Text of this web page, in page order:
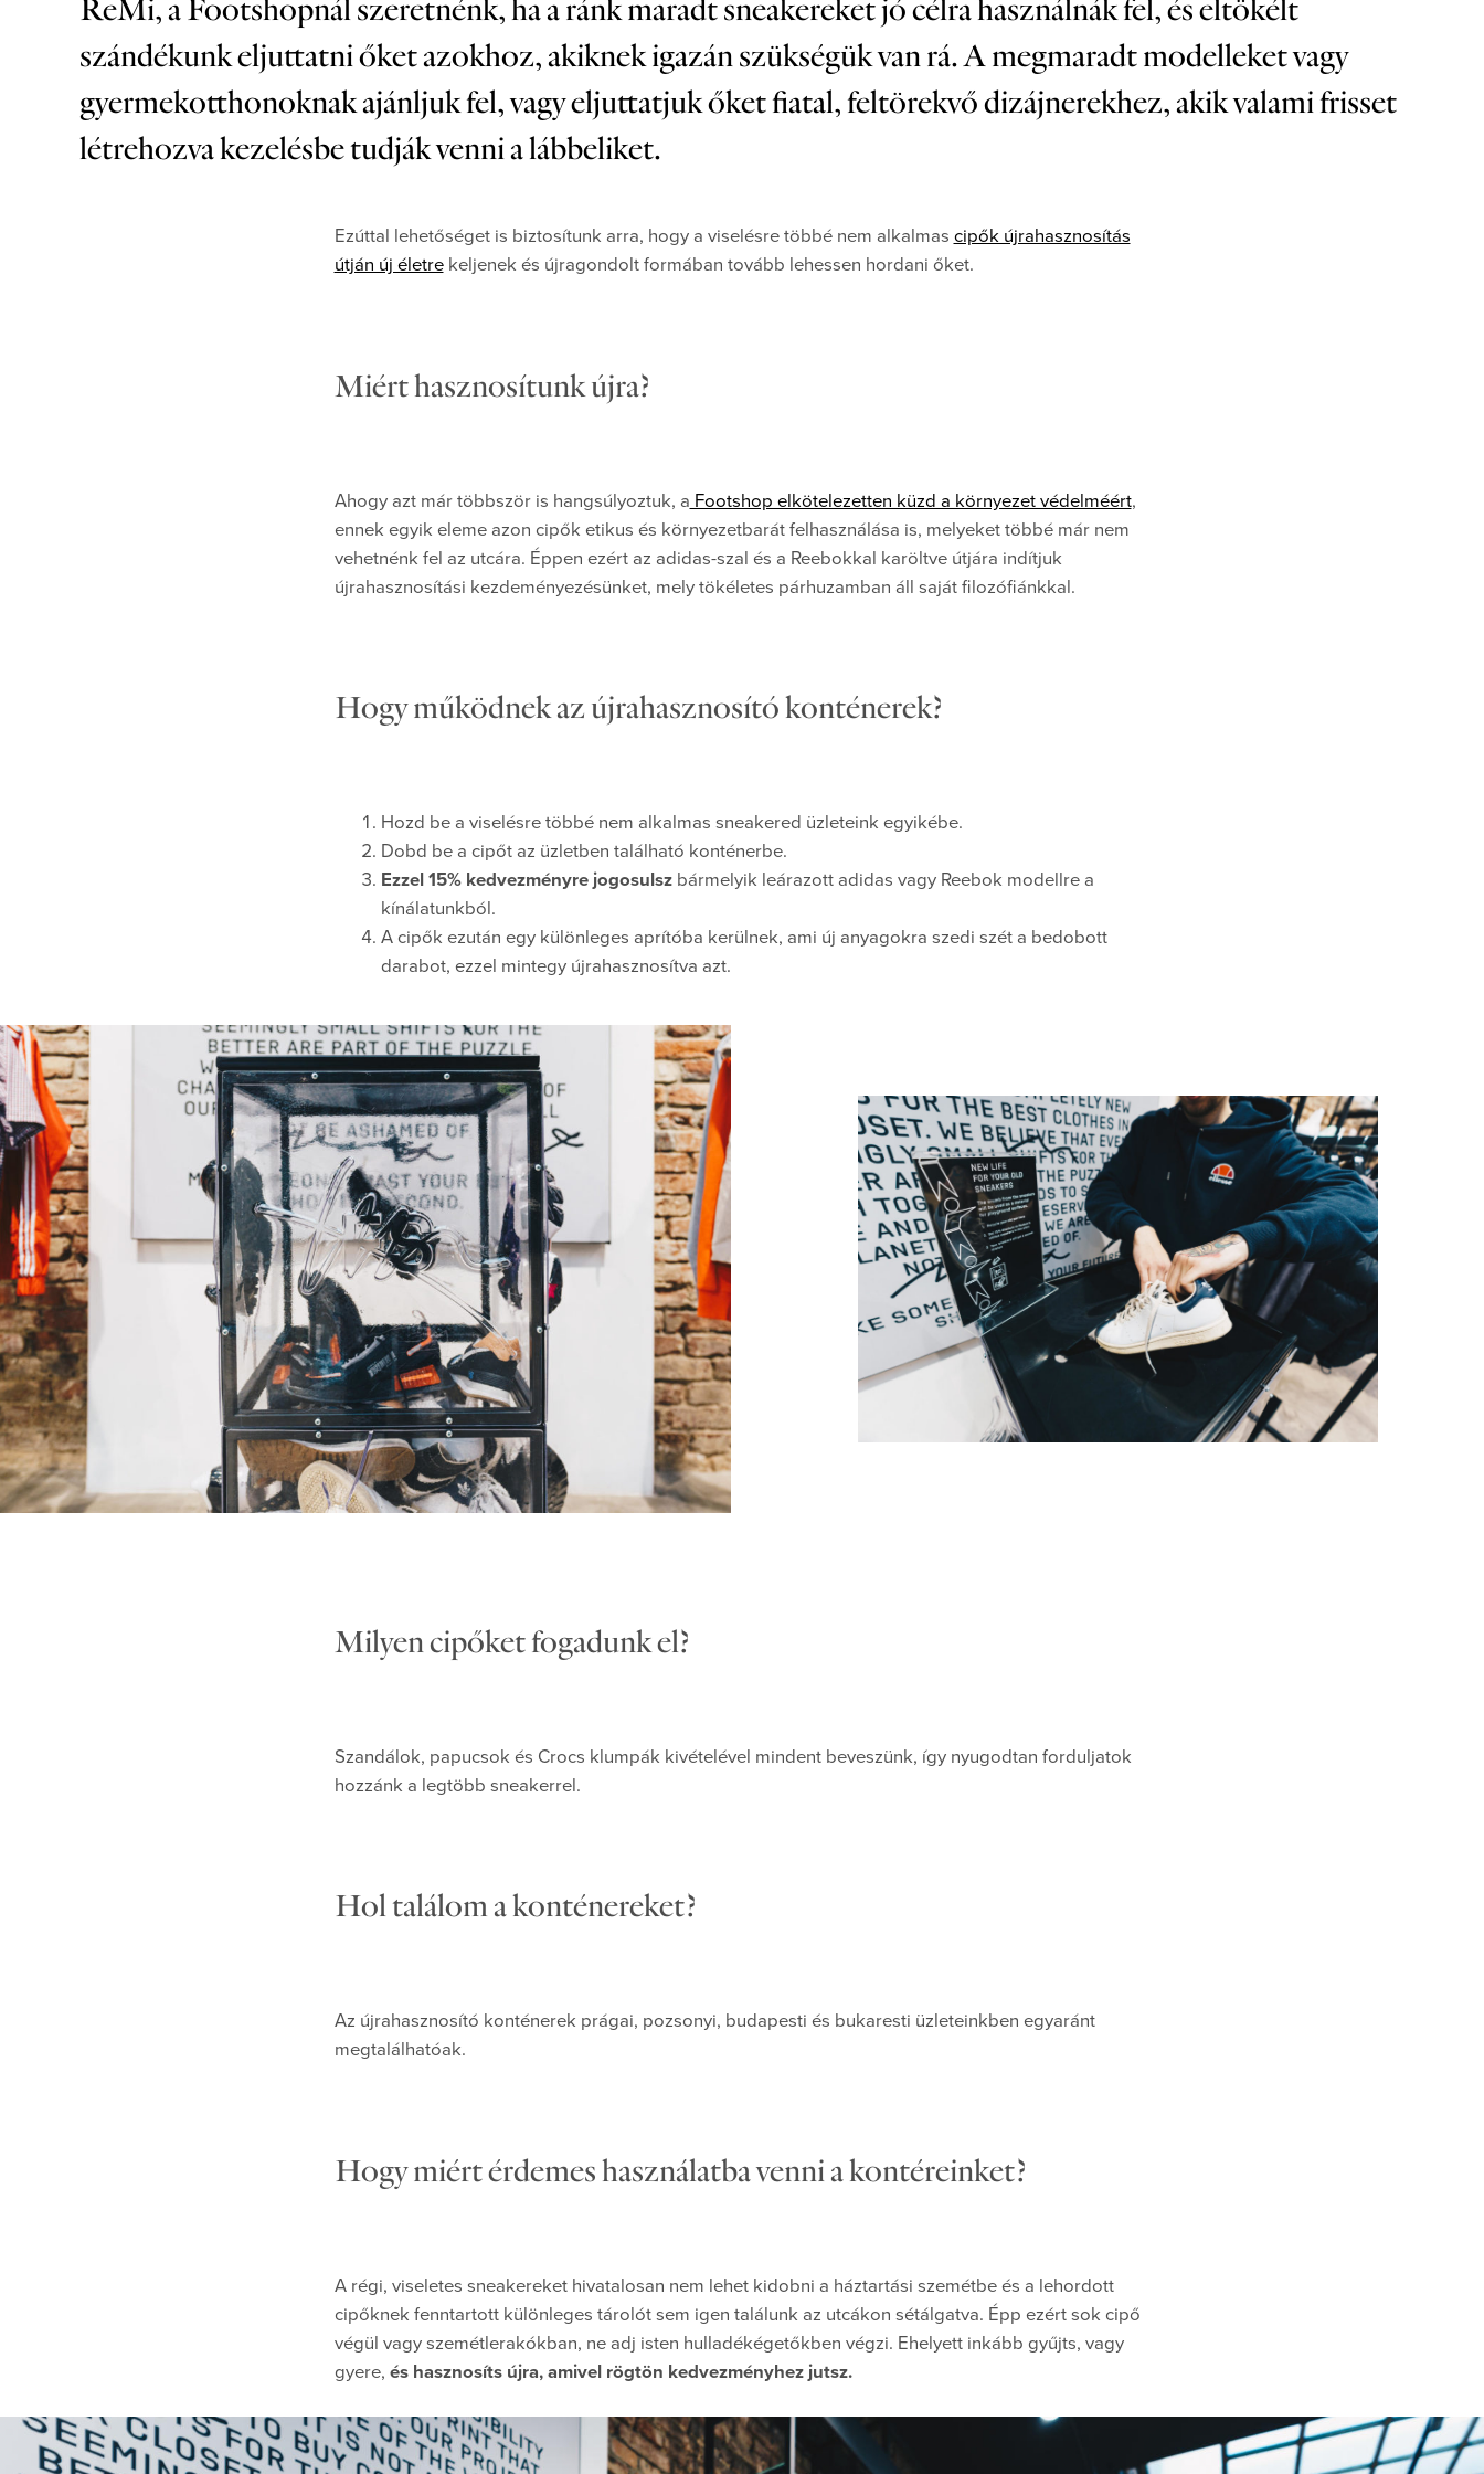
ReMi, a Footshopnál szeretnénk, ha a ránk maradt sneakereket jó célra használnák fel, és eltökélt
szándékunk eljuttatni őket azokhoz, akiknek igazán szükségük van rá. A megmaradt modelleket vagy
gyermekotthonoknak ajánljuk fel, vagy eljuttatjuk őket fiatal, feltörekvő dizájnerekhez, akik valami frisset
létrehozva kezelésbe tudják venni a lábbeliket.
Ezúttal lehetőséget is biztosítunk arra, hogy a viselésre többé nem alkalmas cipők újrahasznosítás
útján új életrekeljenek és újragondolt formában tovább lehessen hordani őket.
Miért hasznosítunk újra?
Ahogy azt már többször is hangsúlyoztuk, a Footshop elkötelezetten küzd a környezet védelméért,
ennek egyik eleme azon cipők etikus és környezetbarát felhasználása is, melyeket többé már nem
vehetnénk fel az utcára. Éppen ezért az adidas-szal és a Reebokkal karöltve útjára indítjuk
újrahasznosítási kezdeményezésünket, mely tökéletes párhuzamban áll saját filozófiánkkal.
Hogy működnek az újrahasznosító konténerek?
Hozd be a viselésre többé nem alkalmas sneakered üzleteink egyikébe.
Dobd be a cipőt az üzletben található konténerbe.
Ezzel 15% kedvezményre jogosulszbármelyik leárazott adidas vagy Reebok modellre a
kínálatunkból.
A cipők ezután egy különleges aprítóba kerülnek, ami új anyagokra szedi szét a bedobott
darabot, ezzel mintegy újrahasznosítva azt.
Milyen cipőket fogadunk el?
Szandálok, papucsok és Crocs klumpák kivételével mindent beveszünk, így nyugodtan forduljatok
hozzánk a legtöbb sneakerrel.
Hol találom a konténereket?
Az újrahasznosító konténerek prágai, pozsonyi, budapesti és bukaresti üzleteinkben egyaránt
megtalálhatóak.
Hogy miért érdemes használatba venni a kontéreinket?
A régi, viseletes sneakereket hivatalosan nem lehet kidobni a háztartási szemétbe és a lehordott
cipőknek fenntartott különleges tárolót sem igen találunk az utcákon sétálgatva. Épp ezért sok cipő
végül vagy szemétlerakókban, ne adj isten hulladékégetőkben végzi. Ehelyett inkább gyűjts, vagy
gyere, és hasznosíts újra, amivel rögtön kedvezményhez jutsz.